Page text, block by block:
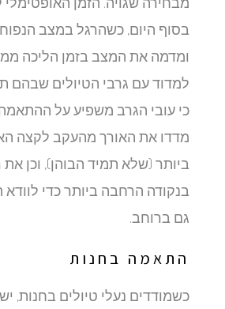
בסוף היום, כשהרגל במצב הנפוח
ומדמה את המצב בזמן הליכה
למדוד עם גרבי הטיולים שבהם
כי עובי הגרב משפיע על
מדדו את האורך מהעקב לקצה
ביותר (שלא תמיד הבוהן), וכן את
בנקודה הרחבה ביותר כדי לוודא
גם ברוחב.
התאמה בחנות
כשמודדים נעלי טיולים בחנות,